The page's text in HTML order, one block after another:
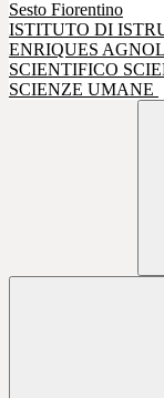
ISTITUTO DI
ENRIQUES
SCIENTIFICO
SCIENZE UMANE